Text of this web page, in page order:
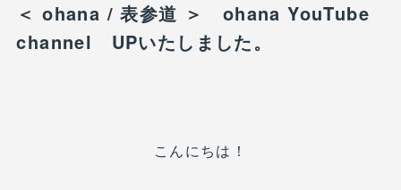
＜ ohana / 表参道 ＞ ohana YouTube
channel UPいたしました。
こんにちは！